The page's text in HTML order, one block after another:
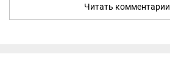
Читать комментарии